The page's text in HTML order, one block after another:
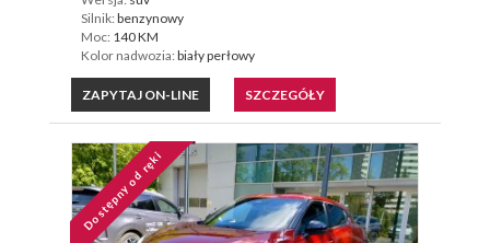
Silnik: benzynowy
Moc: 140 KM
Kolor nadwozia: biały perłowy
ZAPYTAJ ON-LINE SZCZEGÓŁY
Dostępny od ręki